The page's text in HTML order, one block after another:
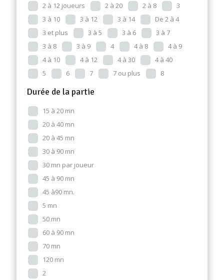
2 à 12 joueurs
2 à 20 2 à 8
3
3 à 10
3 à 12 3 à 14
De 2 à 4
3 et plus
3 à 5 3 à 6
3 à 7
3 à 8
3 à 9 4 4 à 8
4 à 9
4 à 10
4 à 12 4 à 30
4 à 40
5
6 7 7 ou plus 8
Durée de la partie
15 à 20 mn
20 à 40 mn
20 à 45 mn
30 à 90 mn
30 mn par joueur
45 à 90 mn
45 à90 mn.
5 mn
50 mn
60 à 90 mn
70 mn
120 mn
2